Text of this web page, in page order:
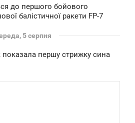
до першого бойового
балістичної ракети FP-7
5 серпня
показала першу стрижку сина